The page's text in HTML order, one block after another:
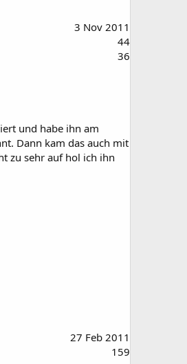
3 Nov 2011
44
36
und habe ihn am
Dann kam das auch mit
zu sehr auf hol ich ihn
27 Feb 2011
159